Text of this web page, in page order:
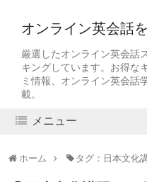
オンライン英会話
厳選したオンライン英会話
キングしています。お得な
ミ情報、オンライン英会話
載。
メニュー
ホーム タグ：日本文化